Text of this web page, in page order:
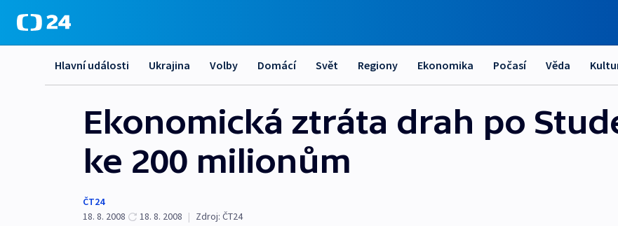
Hlavní události Ukrajina Volby Domácí Svět Regiony Ekonomika Počasí Věda
Ekonomická ztráta drah po
ke 200 milionům
ČT24
18. 8. 2008
18. 8. 2008 | Zdroj: ČT24